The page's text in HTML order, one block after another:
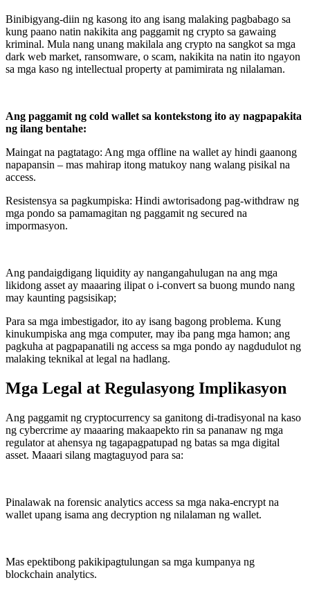
Binibigyang-diin ng kasong ito ang isang malaking pagbabago sa
kung paano natin nakikita ang paggamit ng crypto sa gawaing
kriminal. Mula nang unang makilala ang crypto na sangkot sa mga
dark web market, ransomware, o scam, nakikita na natin ito ngayon
sa mga kaso ng intellectual property at pamimirata ng nilalaman.
Ang paggamit ng cold wallet sa kontekstong ito ay nagpapakita
ng ilang bentahe:
Maingat na pagtatago: Ang mga offline na wallet ay hindi gaanong
napapansin – mas mahirap itong matukoy nang walang pisikal na
access.
Resistensya sa pagkumpiska: Hindi awtorisadong pag-withdraw ng
mga pondo sa pamamagitan ng paggamit ng secured na
impormasyon.
Ang pandaigdigang liquidity ay nangangahulugan na ang mga
likidong asset ay maaaring ilipat o i-convert sa buong mundo nang
may kaunting pagsisikap;
Para sa mga imbestigador, ito ay isang bagong problema. Kung
kinukumpiska ang mga computer, may iba pang mga hamon; ang
pagkuha at pagpapanatili ng access sa mga pondo ay nagdudulot ng
malaking teknikal at legal na hadlang.
Mga Legal at Regulasyong Implikasyon
Ang paggamit ng cryptocurrency sa ganitong di-tradisyonal na kaso
ng cybercrime ay maaaring makaapekto rin sa pananaw ng mga
regulator at ahensya ng tagapagpatupad ng batas sa mga digital
asset. Maaari silang magtaguyod para sa:
Pinalawak na forensic analytics access sa mga naka-encrypt na
wallet upang isama ang decryption ng nilalaman ng wallet.
Mas epektibong pakikipagtulungan sa mga kumpanya ng
blockchain analytics.